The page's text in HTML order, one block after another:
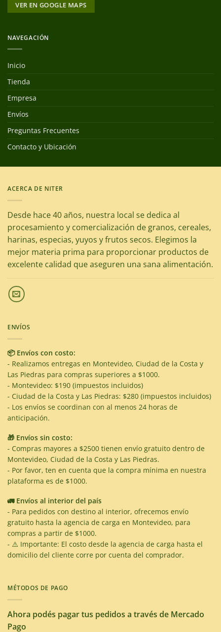
VER EN GOOGLE MAPS
NAVEGACIÓN
Inicio
Tienda
Empresa
Envíos
Preguntas Frecuentes
Contacto y Ubicación
ACERCA DE NITER
Desde hace 40 años, nuestra local se dedica al
procesamiento y comercialización de granos, cereales,
harinas, especias, yuyos y frutos secos. Elegimos la
mejor materia prima para proporcionar productos de
excelente calidad que aseguren una sana alimentación.
ENVÍOS
📦 Envíos con costo:
- Realizamos entregas en Montevideo, Ciudad de la Costa y
Las Piedras para compras superiores a $1000.
- Montevideo: $190 (impuestos incluidos)
- Ciudad de la Costa y Las Piedras: $280 (impuestos incluidos)
- Los envíos se coordinan con al menos 24 horas de
anticipación.
🎁 Envíos sin costo:
- Compras mayores a $2500 tienen envío gratuito dentro de
Montevideo, Ciudad de la Costa y Las Piedras.
- Por favor, ten en cuenta que la compra mínima en nuestra
plataforma es de $1000.
🚛 Envíos al interior del país
- Para pedidos con destino al interior, ofrecemos envío
gratuito hasta la agencia de carga en Montevideo, para
compras a partir de $1000.
- ⚠️ Importante: El costo desde la agencia de carga hasta el
domicilio del cliente corre por cuenta del comprador.
MÉTODOS DE PAGO
Ahora podés pagar tus pedidos a través de Mercado
Pago